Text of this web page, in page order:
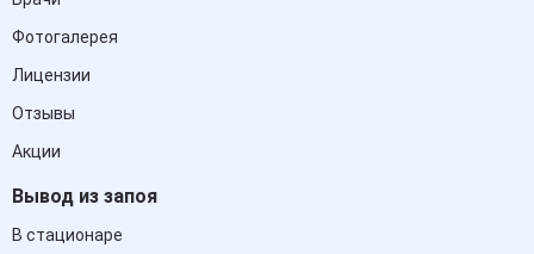
Фотогалерея
Лицензии
Отзывы
Акции
Вывод из запоя
В стационаре